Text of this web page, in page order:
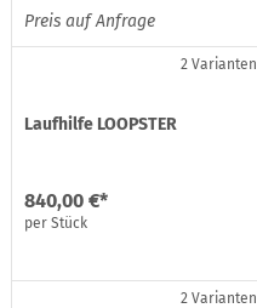
Preis auf Anfrage
2 Varianten
Laufhilfe LOOPSTER
840,00 €*
per Stück
2 Varianten